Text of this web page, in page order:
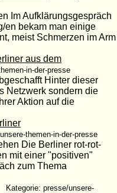
Im Aufklärungsgespräch
en bekam man einige
meist Schmerzen im Arm
aus dem
in-der-presse
Hinter dieser
Netzwerk sondern die
Aktion auf die
themen-in-der-presse
Die Berliner rot-rot-
mit einer "positiven"
zum Thema
Kategorie: presse/unsere-